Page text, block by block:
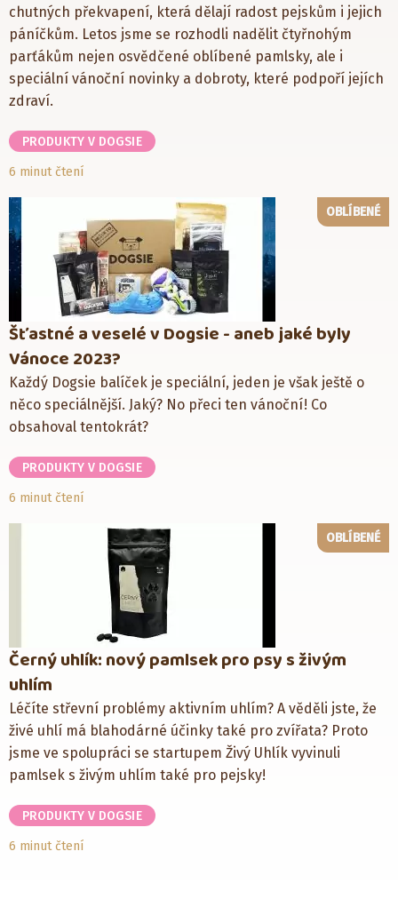
chutných překvapení, která dělají radost pejskům i jejich
páníčkům. Letos jsme se rozhodli nadělit čtyřnohým
parťákům nejen osvědčené oblíbené pamlsky, ale i
speciální vánoční novinky a dobroty, které podpoří jejích
zdraví.
PRODUKTY V DOGSIE
6 minut čtení
OBLÍBENÉ
Šťastné a veselé v Dogsie - aneb jaké byly
Vánoce 2023?
Každý Dogsie balíček je speciální, jeden je však ještě o
něco speciálnější. Jaký? No přeci ten vánoční! Co
obsahoval tentokrát?
PRODUKTY V DOGSIE
6 minut čtení
OBLÍBENÉ
Černý uhlík: nový pamlsek pro psy s živým
uhlím
Léčíte střevní problémy aktivním uhlím? A věděli jste, že
živé uhlí má blahodárné účinky také pro zvířata? Proto
jsme ve spolupráci se startupem Živý Uhlík vyvinuli
pamlsek s živým uhlím také pro pejsky!
PRODUKTY V DOGSIE
6 minut čtení